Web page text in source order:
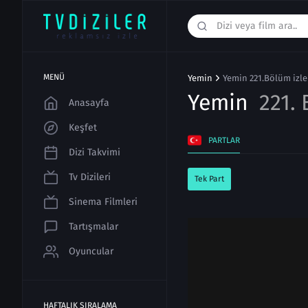
MENÜ
Anasayfa
Keşfet
Dizi Takvimi
Tv Dizileri
Sinema Filmleri
Tartışmalar
Oyuncular
HAFTALIK SIRALAMA
Yemin Yemin 221.Bölüm izle
Yemin 221.
PARTLAR
Tek Part